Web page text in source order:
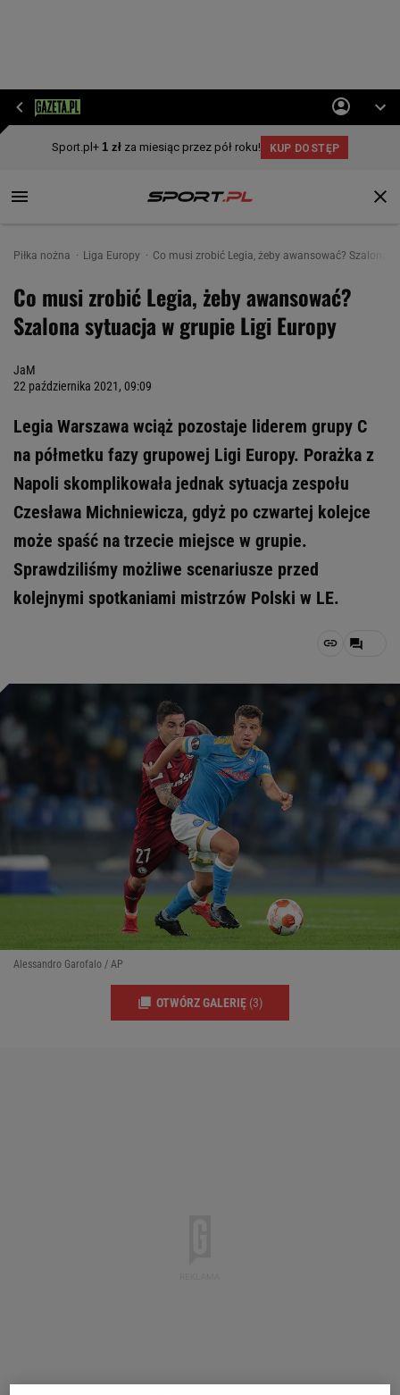
Piłka nożna Liga Europy Co musi zrobić Legia, żeby awansować? Szalona
Co musi zrobić Legia, żeby awansować?
Szalona sytuacja w grupie Ligi Europy
JaM
22 października 2021, 09:09
Legia Warszawa wciąż pozostaje liderem grupy C
na półmetku fazy grupowej Ligi Europy. Porażka z
Napoli skomplikowała jednak sytuacja zespołu
Czesława Michniewicza, gdyż po czwartej kolejce
może spaść na trzecie miejsce w grupie.
Sprawdziliśmy możliwe scenariusze przed
kolejnymi spotkaniami mistrzów Polski w LE.
Alessandro Garofalo / AP
OTWÓRZ GALERIĘ (3)